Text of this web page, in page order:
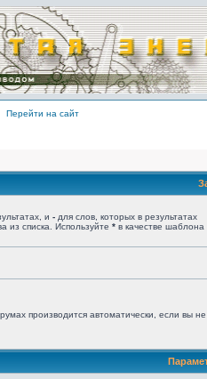
Перейти на сайт
и - для слов, которых в результатах
из списка. Используйте * в качестве шаблона
производится автоматически, если вы не